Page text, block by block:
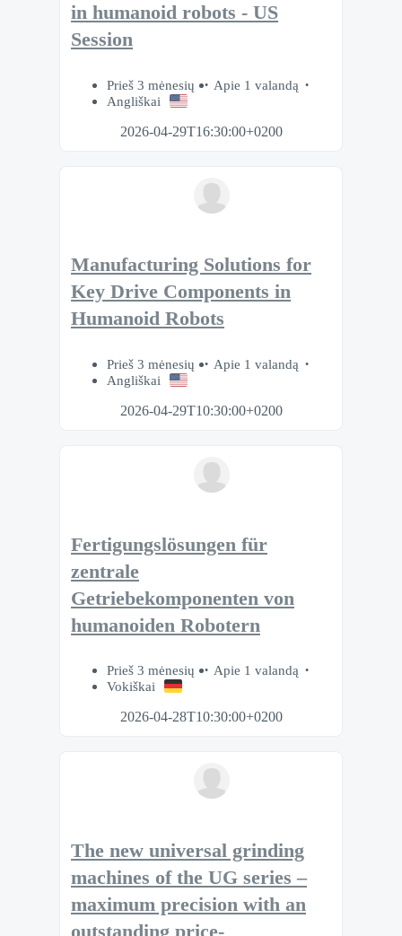
in humanoid robots - US
Session
Prieš 3 mėnesių
Apie 1 valandą
Angliškai
2026-04-29T16:30:00+0200
Manufacturing Solutions for
Key Drive Components in
Humanoid Robots
Prieš 3 mėnesių
Apie 1 valandą
Angliškai
2026-04-29T10:30:00+0200
Fertigungslösungen für
zentrale
Getriebekomponenten von
humanoiden Robotern
Prieš 3 mėnesių
Apie 1 valandą
Vokiškai
2026-04-28T10:30:00+0200
The new universal grinding
machines of the UG series –
maximum precision with an
outstanding price-